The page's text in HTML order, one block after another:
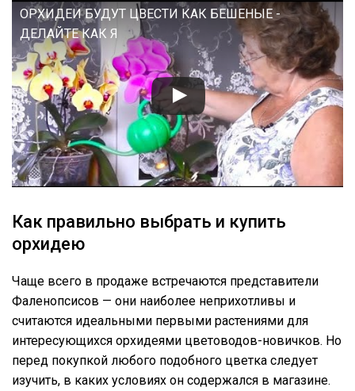
ОРХИДЕИ БУДУТ ЦВЕСТИ КАК БЕШЕНЫЕ -
ДЕЛАЙТЕ КАК Я
Как правильно выбрать и купить
орхидею
Чаще всего в продаже встречаются представители
Фаленопсисов — они наиболее неприхотливы и
считаются идеальными первыми растениями для
интересующихся орхидеями цветоводов-новичков. Но
перед покупкой любого подобного цветка следует
изучить, в каких условиях он содержался в магазине.